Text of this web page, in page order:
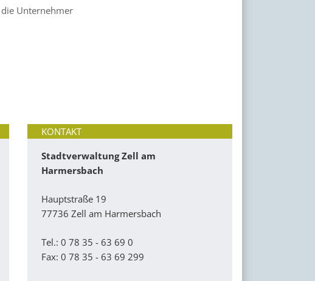
Unternehmer
KONTAKT
Stadtverwaltung Zell am
Harmersbach
Hauptstraße 19
77736 Zell am Harmersbach
Tel.: 0 78 35 - 63 69 0
Fax: 0 78 35 - 63 69 299